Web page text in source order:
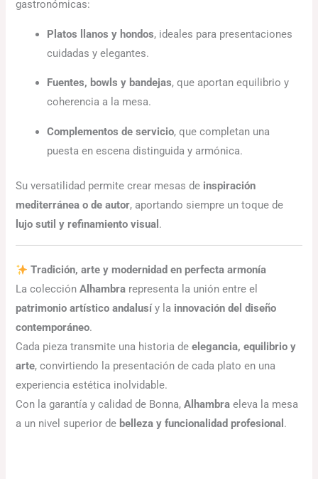
gastronómicas:
Platos llanos y hondos, ideales para presentaciones
cuidadas y elegantes.
Fuentes, bowls y bandejas, que aportan equilibrio y
coherencia a la mesa.
Complementos de servicio, que completan una
puesta en escena distinguida y armónica.
Su versatilidad permite crear mesas de inspiración
mediterránea o de autor, aportando siempre un toque de
lujo sutil y refinamiento visual .
Tradición, arte y modernidad en perfecta armonía
La colecciónAlhambra representa la unión entre el
patrimonio artístico andalusí y la innovación del diseño
contemporáneo.
Cada pieza transmite una historia deelegancia, equilibrio y
arte, convirtiendo la presentación de cada plato en una
experiencia estética inolvidable.
Con la garantía y calidad de Bonna,Alhambra eleva la mesa
a un nivel superior de belleza y funcionalidad profesional .